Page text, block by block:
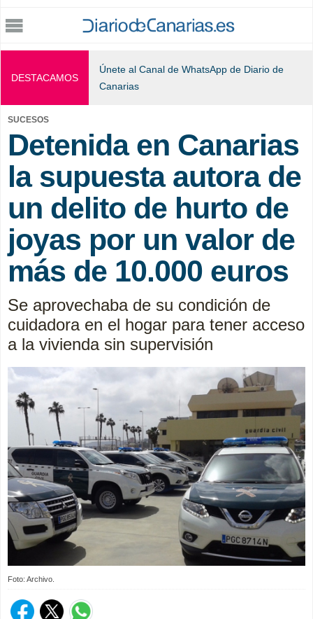
DESTACAMOS
Únete al Canal de WhatsApp de Diario de
Canarias
SUCESOS
Detenida en Canarias
la supuesta autora de
un delito de hurto de
joyas por un valor de
más de 10.000 euros
Se aprovechaba de su condición de
cuidadora en el hogar para tener acceso
a la vivienda sin supervisión
Foto: Archivo.